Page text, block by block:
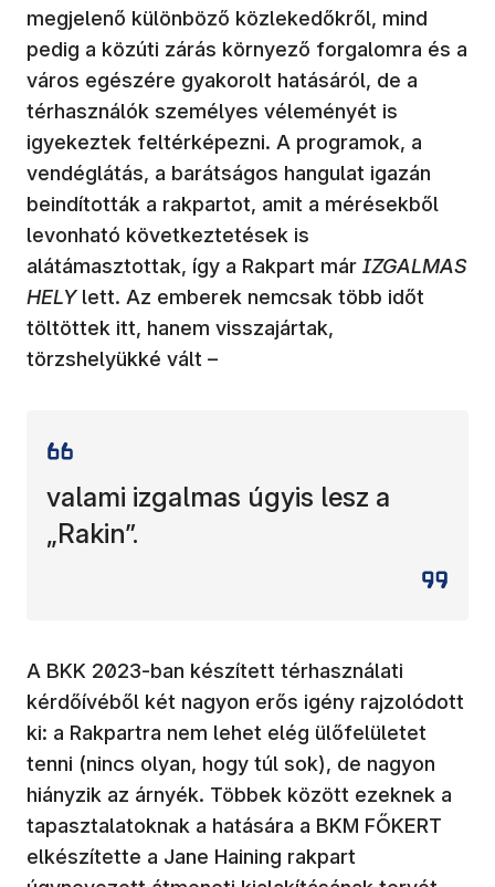
megjelenő különböző közlekedőkről, mind
pedig a közúti zárás környező forgalomra és a
város egészére gyakorolt hatásáról, de a
térhasználók személyes véleményét is
igyekeztek feltérképezni. A programok, a
vendéglátás, a barátságos hangulat igazán
beindították a rakpartot, amit a mérésekből
levonható következtetések is
alátámasztottak, így a Rakpart már IZGALMAS
HELYlett. Az emberek nemcsak több időt
töltöttek itt, hanem visszajártak,
törzshelyükké vált –
valami izgalmas úgyis lesz a
„Rakin”.
A BKK 2023-ban készített térhasználati
kérdőívéből két nagyon erős igény rajzolódott
ki: a Rakpartra nem lehet elég ülőfelületet
tenni (nincs olyan, hogy túl sok), de nagyon
hiányzik az árnyék. Többek között ezeknek a
tapasztalatoknak a hatására a BKM FŐKERT
elkészítette a Jane Haining rakpart